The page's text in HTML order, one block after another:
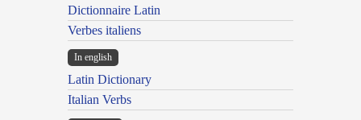
Dictionnaire Latin
Verbes italiens
In english
Latin Dictionary
Italian Verbs